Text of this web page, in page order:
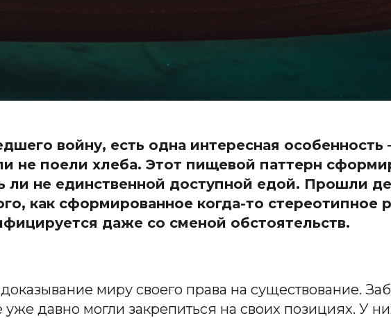
войну, есть одна интересная особенность
не поели хлеба. Этот пищевой паттерн
ли не единственной доступной едой. Прошли
как сформированное когда-то стереотипное
даже со сменой обстоятельств.
миру своего права на существование.
давно могли закрепиться на своих позициях. У